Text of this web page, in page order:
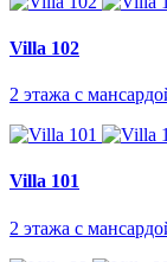
Villa 102
2 этажа с
Villa 101
2 этажа с